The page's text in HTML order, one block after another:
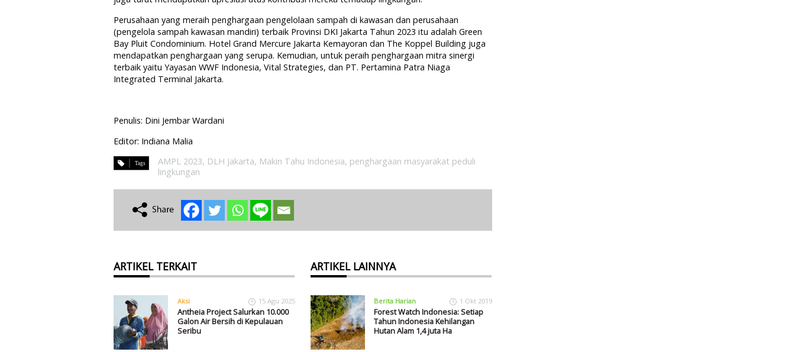
Perusahaan yang meraih penghargaan pengelolaan sampah di kawasan dan perusahaan
(pengelola sampah kawasan mandiri) terbaik Provinsi DKI Jakarta Tahun 2023 itu adalah Green
Bay Pluit Condominium. Hotel Grand Mercure Jakarta Kemayoran dan The Koppel Building juga
mendapatkan penghargaan yang serupa. Kemudian, untuk peraih penghargaan mitra sinergi
terbaik yaitu Yayasan WWF Indonesia, Vital Strategies, dan PT. Pertamina Patra Niaga
Integrated Terminal Jakarta.
Penulis: Dini Jembar Wardani
Editor: Indiana Malia
AMPL 2023, DLH Jakarta, Makin Tahu Indonesia, penghargaan masyarakat peduli
lingkungan
ARTIKEL TERKAIT
Aksi 15 Agu 2025
Antheia Project Salurkan 10.000
Galon Air Bersih di Kepulauan
Seribu
ARTIKEL LAINNYA
Berita Harian 1 Okt 2019
Forest Watch Indonesia: Setiap
Tahun Indonesia Kehilangan
Hutan Alam 1,4 juta Ha